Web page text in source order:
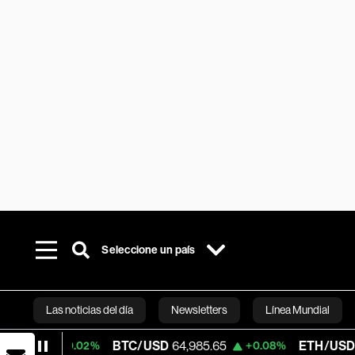
Seleccione un país
Las noticias del día Newsletters Línea Mundial
Bloomberg
BTC/USD 64,985.65 +0.08% ETH/USD 1,915.828